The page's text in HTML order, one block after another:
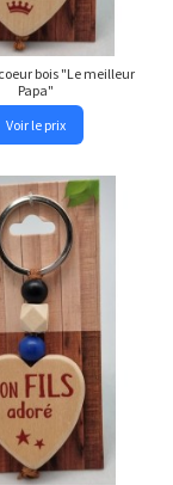
bois "Le meilleur
Papa"
Voir le prix